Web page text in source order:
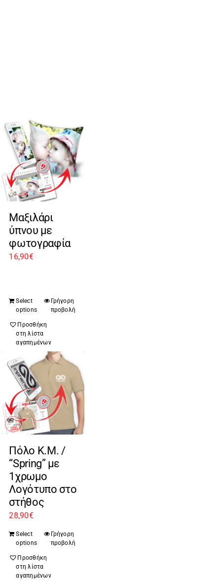
Μαξιλάρι
ύπνου με
φωτογραφία
16,90€
Select
options
Γρήγορη
προβολή
Προσθήκη
στη λίστα
αγαπημένων
Πόλο Κ.Μ. /
“Spring” με
1χρωμο
Λογότυπο στο
στήθος
28,90€
Select
options
Γρήγορη
προβολή
Προσθήκη
στη λίστα
αγαπημένων